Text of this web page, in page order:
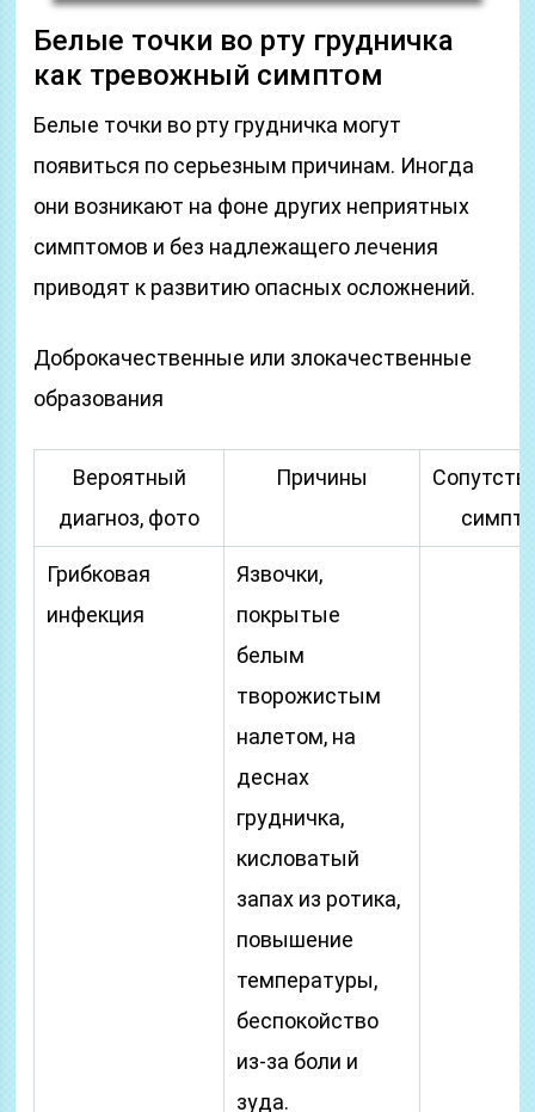
Белые точки во рту грудничка
как тревожный симптом
Белые точки во рту грудничка могут
появиться по серьезным причинам. Иногда
они возникают на фоне других неприятных
симптомов и без надлежащего лечения
приводят к развитию опасных осложнений.
Доброкачественные или злокачественные
образования
Вероятный
диагноз, фото
Причины
Грибковая
инфекция
Язвочки,
покрытые
белым
творожистым
налетом, на
деснах
грудничка,
кисловатый
запах из ротика,
повышение
температуры,
беспокойство
из-за боли и
зуда.